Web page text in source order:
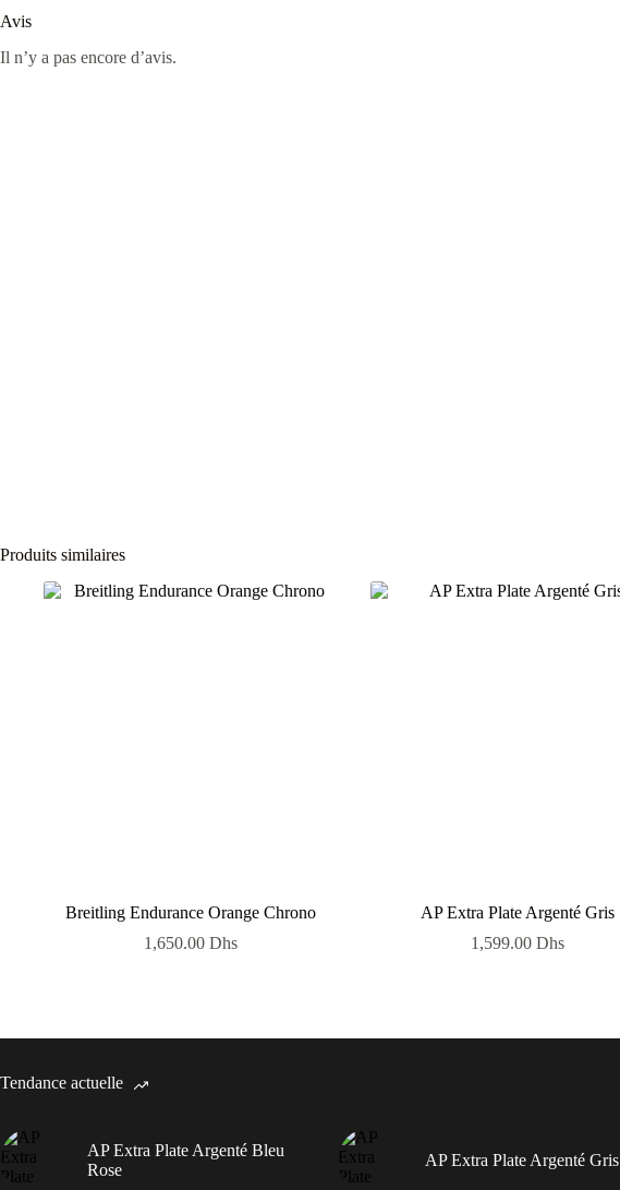
Avis
Il n’y a pas encore d’avis.
Produits similaires
Breitling Endurance Orange Chrono
1,650.00 Dhs
AP Extra Plate Argenté Gris
1,599.00 Dhs
Tendance actuelle
AP Extra Plate Argenté Bleu
Rose
AP Extra Plate Argenté Gris